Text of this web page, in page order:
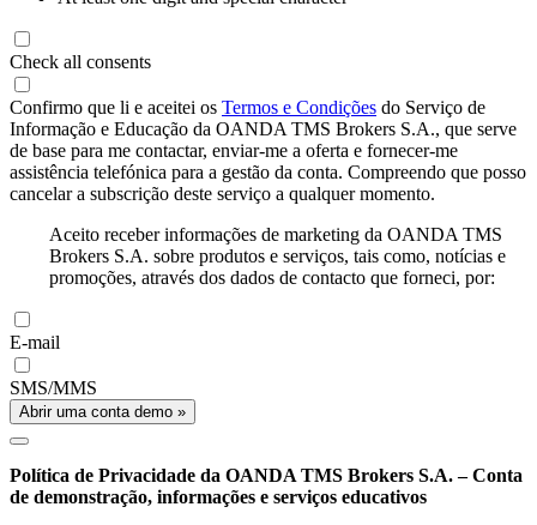
Check all consents
Confirmo que li e aceitei os Termos e Condições do Serviço de
Informação e Educação da OANDA TMS Brokers S.A., que serve
de base para me contactar, enviar-me a oferta e fornecer-me
assistência telefónica para a gestão da conta. Compreendo que posso
cancelar a subscrição deste serviço a qualquer momento.
Aceito receber informações de marketing da OANDA TMS
Brokers S.A. sobre produtos e serviços, tais como, notícias e
promoções, através dos dados de contacto que forneci, por:
E-mail
SMS/MMS
Abrir uma conta demo »
Política de Privacidade da OANDA TMS Brokers S.A. – Conta
de demonstração, informações e serviços educativos